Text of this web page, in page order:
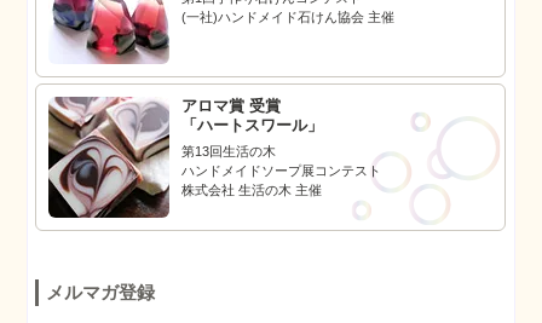
(一社)ハンドメイド石けん協会 主催
アロマ賞 受賞
「ハートスワール」
第13回生活の木
ハンドメイドソープ展コンテスト
株式会社 生活の木 主催
メルマガ登録